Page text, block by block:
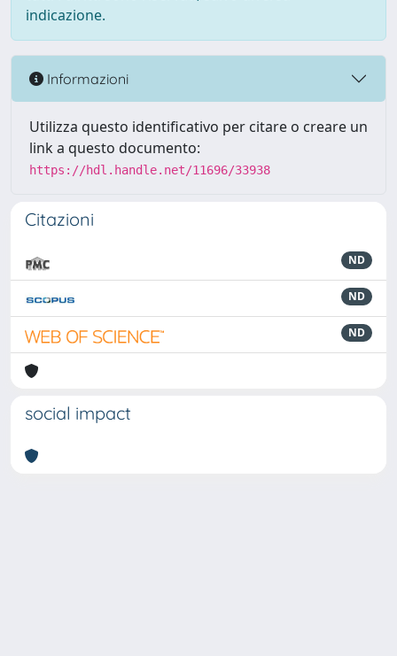
indicazione.
Informazioni
Utilizza questo identificativo per citare o creare un
link a questo documento:
https://hdl.handle.net/11696/33938
Citazioni
ND
ND
ND
social impact